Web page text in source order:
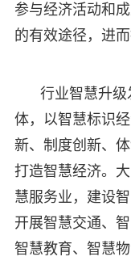
参与经济活动和
的有效途径，进
行业智慧升
体，以智慧标识
新、制度创新、
打造智慧经济。
慧服务业，建设
开展智慧交通、
智慧教育、智慧